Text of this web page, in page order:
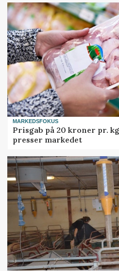
MARKEDSFOKUS
Prisgab på 20 kroner pr.
presser markedet